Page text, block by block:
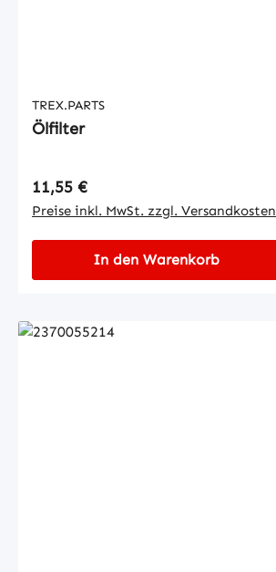
TREX.PARTS
Ölfilter
Regulärer Preis:
11,55 €
Preise inkl. MwSt. zzgl. Versandkosten
In den Warenkorb